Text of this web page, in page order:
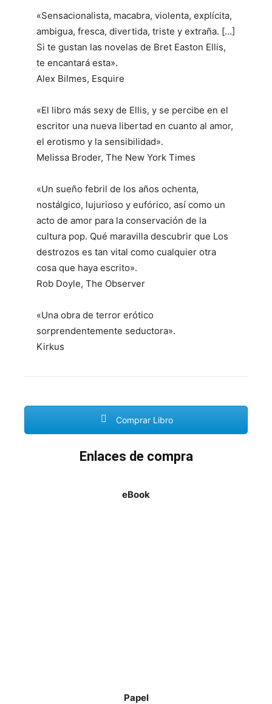
«Sensacionalista, macabra, violenta, explícita,
ambigua, fresca, divertida, triste y extraña. […]
Si te gustan las novelas de Bret Easton Ellis,
te encantará esta».
Alex Bilmes, Esquire
«El libro más sexy de Ellis, y se percibe en el
escritor una nueva libertad en cuanto al amor,
el erotismo y la sensibilidad».
Melissa Broder, The New York Times
«Un sueño febril de los años ochenta,
nostálgico, lujurioso y eufórico, así como un
acto de amor para la conservación de la
cultura pop. Qué maravilla descubrir que Los
destrozos es tan vital como cualquier otra
cosa que haya escrito».
Rob Doyle, The Observer
«Una obra de terror erótico
sorprendentemente seductora».
Kirkus
Comprar Libro
Enlaces de compra
eBook
Papel